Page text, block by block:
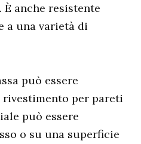
È anche resistente
a una varietà di
può essere
per pareti
può essere
o su una superficie